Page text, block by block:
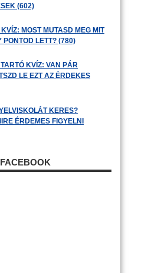
(602)
MOST MUTASD MEG MIT
PONTOD LETT? (780)
KVÍZ: VAN PÁR
LE EZT AZ ÉRDEKES
KERES?
ÉRDEMES FIGYELNI